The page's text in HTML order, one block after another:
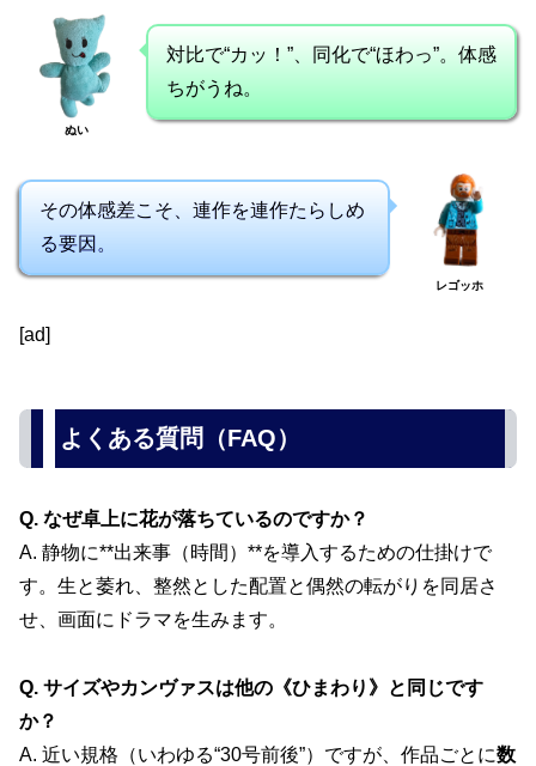
ぬい
対比で“カッ！”、同化で“ほわっ”。体感
ちがうね。
その体感差こそ、連作を連作たらしめ
る要因。
レゴッホ
[ad]
よくある質問（FAQ）
Q. なぜ卓上に花が落ちているのですか？
A. 静物に**出来事（時間）**を導入するための仕掛けで
す。生と萎れ、整然とした配置と偶然の転がりを同居さ
せ、画面にドラマを生みます。
Q. サイズやカンヴァスは他の《ひまわり》と同じです
か？
A. 近い規格（いわゆる“30号前後”）ですが、作品ごとに数